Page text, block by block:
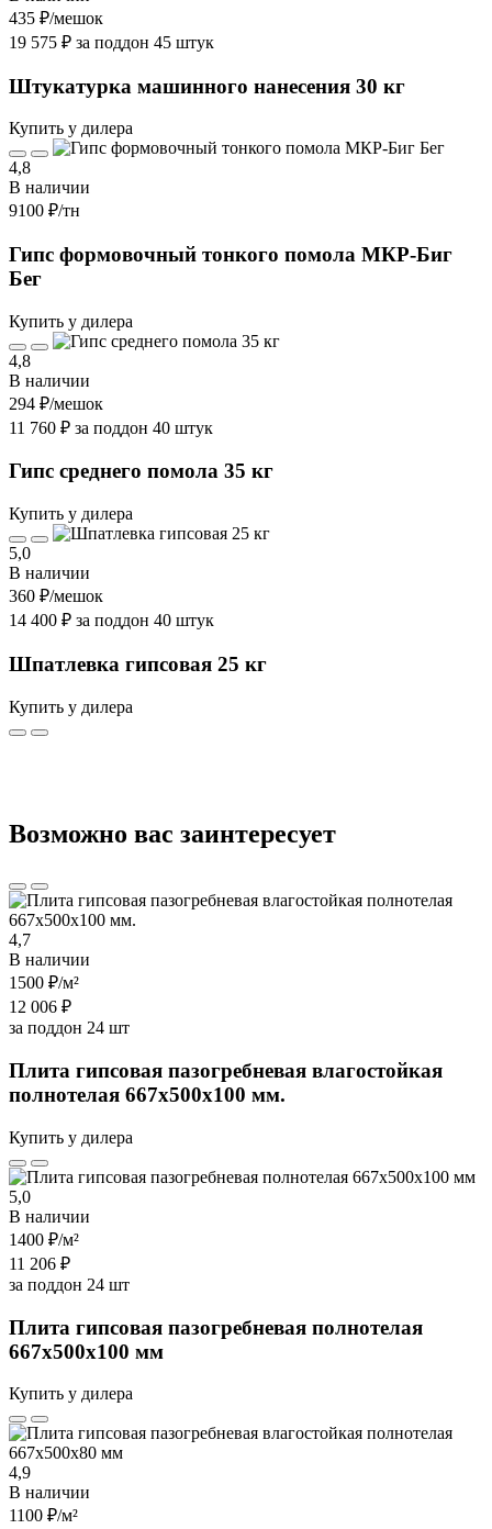
435 ₽/мешок
19 575 ₽ за поддон 45 штук
Штукатурка машинного нанесения 30 кг
Купить у дилера
4,8
В наличии
9100 ₽/тн
Гипс формовочный тонкого помола МКР-Биг
Бег
Купить у дилера
4,8
В наличии
294 ₽/мешок
11 760 ₽ за поддон 40 штук
Гипс среднего помола 35 кг
Купить у дилера
5,0
В наличии
360 ₽/мешок
14 400 ₽ за поддон 40 штук
Шпатлевка гипсовая 25 кг
Купить у дилера
Возможно вас заинтересует
4,7
В наличии
1500 ₽/м²
12 006 ₽
за поддон 24 шт
Плита гипсовая пазогребневая влагостойкая
полнотелая 667х500х100 мм.
Купить у дилера
5,0
В наличии
1400 ₽/м²
11 206 ₽
за поддон 24 шт
Плита гипсовая пазогребневая полнотелая
667х500х100 мм
Купить у дилера
4,9
В наличии
1100 ₽/м²